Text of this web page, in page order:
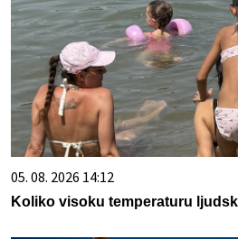
05. 08. 2026 14:12
Koliko visoku temperaturu